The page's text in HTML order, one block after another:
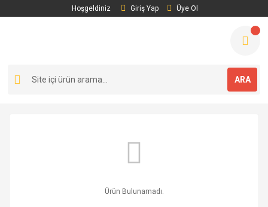
Hoşgeldiniz Giriş Yap Üye Ol
ARA
Ürün Bulunamadı.